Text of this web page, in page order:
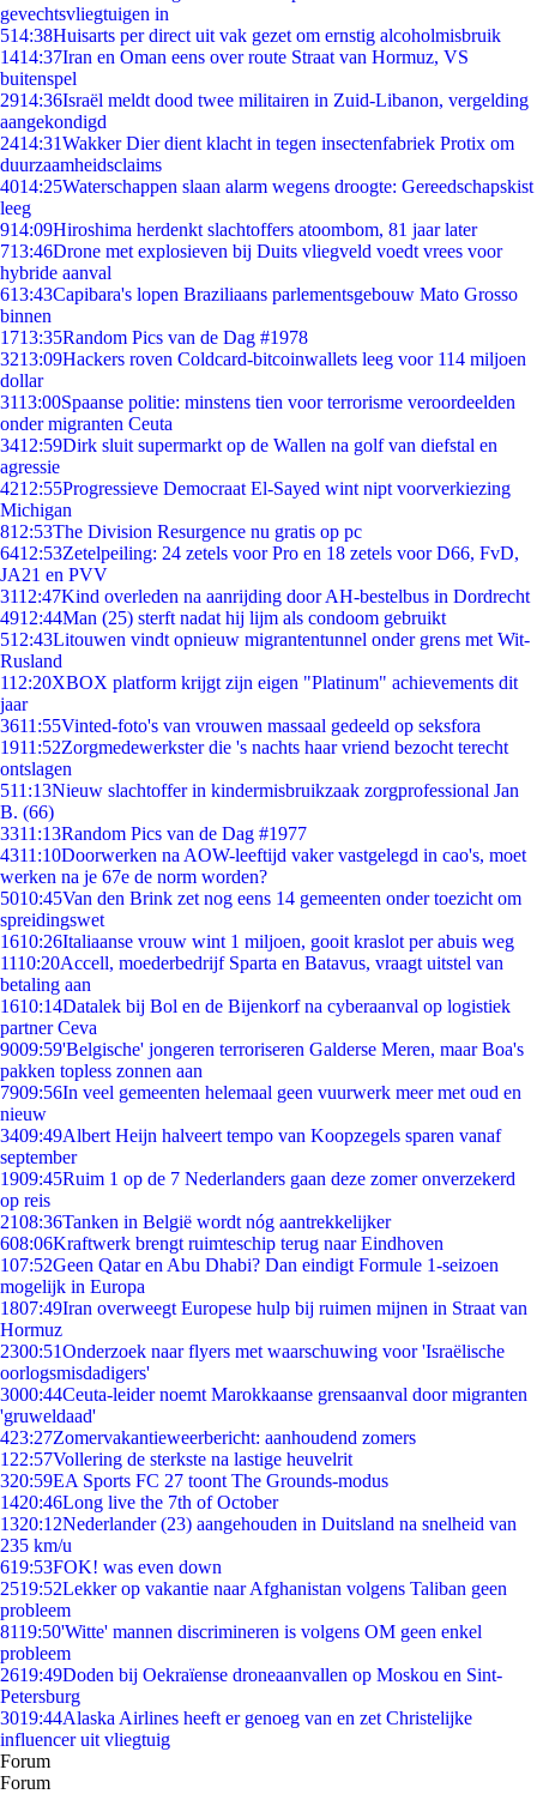
gevechtsvliegtuigen in
514:38Huisarts per direct uit vak gezet om ernstig alcoholmisbruik
1414:37Iran en Oman eens over route Straat van Hormuz, VS
buitenspel
2914:36Israël meldt dood twee militairen in Zuid-Libanon, vergelding
aangekondigd
2414:31Wakker Dier dient klacht in tegen insectenfabriek Protix om
duurzaamheidsclaims
4014:25Waterschappen slaan alarm wegens droogte: Gereedschapskist
leeg
914:09Hiroshima herdenkt slachtoffers atoombom, 81 jaar later
713:46Drone met explosieven bij Duits vliegveld voedt vrees voor
hybride aanval
613:43Capibara's lopen Braziliaans parlementsgebouw Mato Grosso
binnen
1713:35Random Pics van de Dag #1978
3213:09Hackers roven Coldcard-bitcoinwallets leeg voor 114 miljoen
dollar
3113:00Spaanse politie: minstens tien voor terrorisme veroordeelden
onder migranten Ceuta
3412:59Dirk sluit supermarkt op de Wallen na golf van diefstal en
agressie
4212:55Progressieve Democraat El-Sayed wint nipt voorverkiezing
Michigan
812:53The Division Resurgence nu gratis op pc
6412:53Zetelpeiling: 24 zetels voor Pro en 18 zetels voor D66, FvD,
JA21 en PVV
3112:47Kind overleden na aanrijding door AH-bestelbus in Dordrecht
4912:44Man (25) sterft nadat hij lijm als condoom gebruikt
512:43Litouwen vindt opnieuw migrantentunnel onder grens met Wit-
Rusland
112:20XBOX platform krijgt zijn eigen "Platinum" achievements dit
jaar
3611:55Vinted-foto's van vrouwen massaal gedeeld op seksfora
1911:52Zorgmedewerkster die 's nachts haar vriend bezocht terecht
ontslagen
511:13Nieuw slachtoffer in kindermisbruikzaak zorgprofessional Jan
B. (66)
3311:13Random Pics van de Dag #1977
4311:10Doorwerken na AOW-leeftijd vaker vastgelegd in cao's, moet
werken na je 67e de norm worden?
5010:45Van den Brink zet nog eens 14 gemeenten onder toezicht om
spreidingswet
1610:26Italiaanse vrouw wint 1 miljoen, gooit kraslot per abuis weg
1110:20Accell, moederbedrijf Sparta en Batavus, vraagt uitstel van
betaling aan
1610:14Datalek bij Bol en de Bijenkorf na cyberaanval op logistiek
partner Ceva
9009:59'Belgische' jongeren terroriseren Galderse Meren, maar Boa's
pakken topless zonnen aan
7909:56In veel gemeenten helemaal geen vuurwerk meer met oud en
nieuw
3409:49Albert Heijn halveert tempo van Koopzegels sparen vanaf
september
1909:45Ruim 1 op de 7 Nederlanders gaan deze zomer onverzekerd
op reis
2108:36Tanken in België wordt nóg aantrekkelijker
608:06Kraftwerk brengt ruimteschip terug naar Eindhoven
107:52Geen Qatar en Abu Dhabi? Dan eindigt Formule 1-seizoen
mogelijk in Europa
1807:49Iran overweegt Europese hulp bij ruimen mijnen in Straat van
Hormuz
2300:51Onderzoek naar flyers met waarschuwing voor 'Israëlische
oorlogsmisdadigers'
3000:44Ceuta-leider noemt Marokkaanse grensaanval door migranten
'gruweldaad'
423:27Zomervakantieweerbericht: aanhoudend zomers
1 22:57Vollering de sterkste na lastige heuvelrit
320:59EA Sports FC 27 toont The Grounds-modus
1420:46Long live the 7th of October
1320:12Nederlander (23) aangehouden in Duitsland na snelheid van
235 km/u
619:53FOK! was even down
2519:52Lekker op vakantie naar Afghanistan volgens Taliban geen
probleem
8119:50'Witte' mannen discrimineren is volgens OM geen enkel
probleem
2619:49Doden bij Oekraïense droneaanvallen op Moskou en Sint-
Petersburg
3019:44Alaska Airlines heeft er genoeg van en zet Christelijke
influencer uit vliegtuig
Forum
Forum